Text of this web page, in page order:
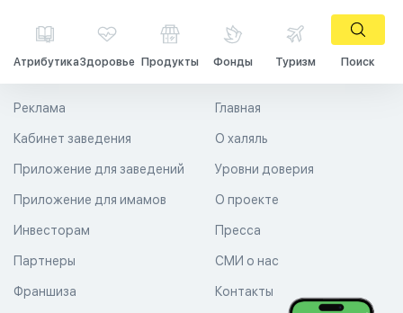
АтрибутикаЗдоровье Продукты Фонды Туризм Поиск
Главная
О халяль
Уровни доверия
Реклама
Кабинет заведения
Приложение для заведений
Приложение для имамов О проекте
Пресса
СМИ о нас
Контакты
Инвесторам
Партнеры
Франшиза